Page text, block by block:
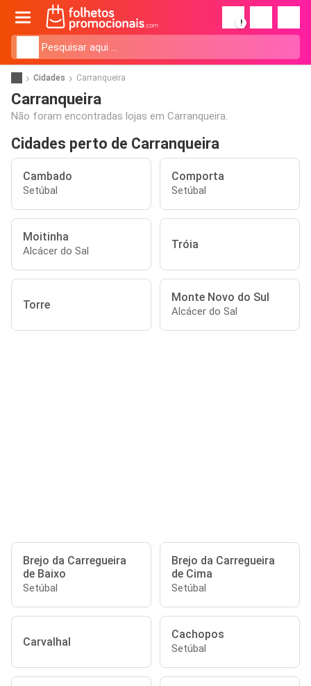
!
Cidades Carranqueira
Carranqueira
Não foram encontradas lojas em Carranqueira.
Cidades perto de Carranqueira
Cambado
Setúbal
Comporta
Setúbal
Moitinha
Alcácer do Sal Tróia
Torre
Monte Novo do Sul
Alcácer do Sal
Brejo da Carregueira
de Baixo
Setúbal
Brejo da Carregueira
de Cima
Setúbal
Carvalhal
Cachopos
Setúbal